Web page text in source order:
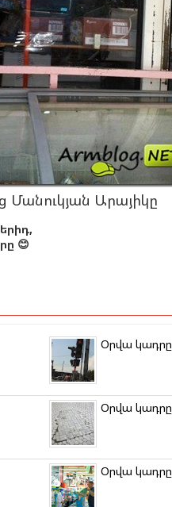
Մանուկյան Արայիկը
😊
Օրվա կադրը
Օրվա կադրը
Օրվա կադրը